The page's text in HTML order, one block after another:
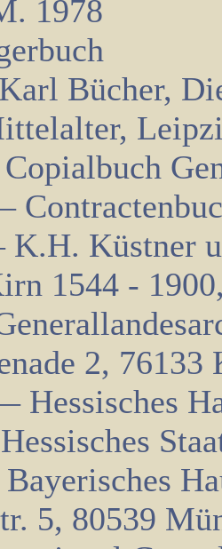
1978
Bücher,
Küstner
1544 -
2, 76133
5, 80539